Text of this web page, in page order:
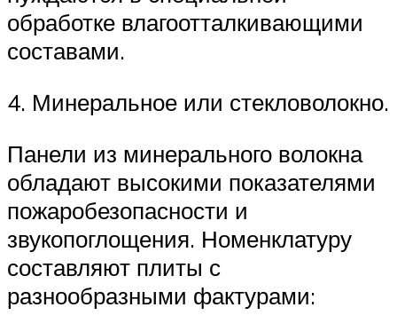
обработке влагоотталкивающими
составами.
4. Минеральное или стекловолокно.
Панели из минерального волокна
обладают высокими показателями
пожаробезопасности и
звукопоглощения. Номенклатуру
составляют плиты с
разнообразными фактурами: